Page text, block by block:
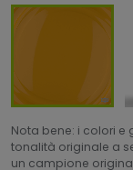
Nota bene: i colori e
tonalità originale a
un campione